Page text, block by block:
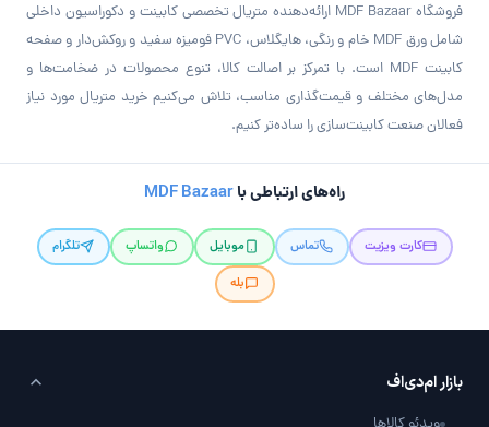
فروشگاه MDF Bazaar ارائه‌دهنده متریال تخصصی کابینت و دکوراسیون داخلی
شامل ورق MDF خام و رنگی، هایگلاس، PVC فومیزه سفید و روکش‌دار و صفحه
کابینت MDF است. با تمرکز بر اصالت کالا، تنوع محصولات در ضخامت‌ها و
مدل‌های مختلف و قیمت‌گذاری مناسب، تلاش می‌کنیم خرید متریال مورد نیاز
فعالان صنعت کابینت‌سازی را ساده‌تر کنیم.
راه‌های ارتباطی باMDF Bazaar
کارت ویزیت تماس موبایل واتساپ
تلگرام
بله
بازار ام‌دی‌اف